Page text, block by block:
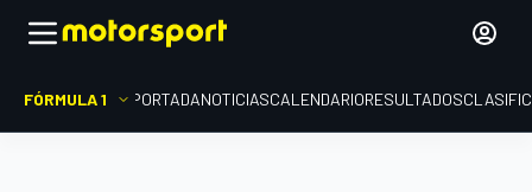
FÓRMULA 1 PORTADANOTICIASCALENDARIORESULTADOS